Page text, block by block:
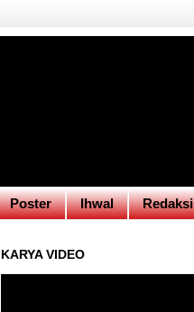
Poster Ihwal Redaksi
KARYA VIDEO